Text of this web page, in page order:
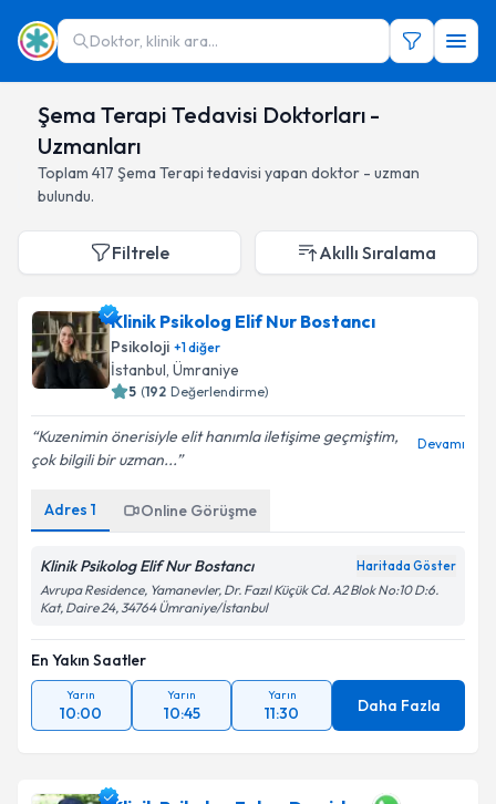
Doktor, klinik ara...
Şema Terapi Tedavisi Doktorları -
Uzmanları
Toplam 417 Şema Terapi tedavisi yapan doktor - uzman
bulundu.
Filtrele Akıllı Sıralama
Klinik Psikolog Elif Nur Bostancı
Psikoloji +1diğer
İstanbul, Ümraniye
5 (192 Değerlendirme)
Kuzenimin önerisiyle elit hanımla iletişime geçmiştim,
çok bilgili bir uzman...
Devamı
Adres 1 Online Görüşme
Klinik Psikolog Elif Nur Bostancı Haritada Göster
Avrupa Residence, Yamanevler, Dr. Fazıl Küçük Cd. A2 Blok No:10 D:6.
Kat, Daire 24, 34764 Ümraniye/İstanbul
En Yakın Saatler
Yarın
10:00
Yarın
10:45
Yarın
11:30 Daha Fazla